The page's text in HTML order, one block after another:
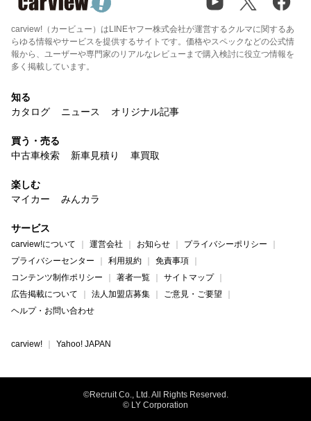
carview!（カービュー）はLINEヤフー株式会社が運営するクルマに関するあ
らゆる情報やサービスを提供するサイトです。価格やスペックなどの公式情
報から、ユーザーや専門家のリアルなレビューまで購入検討に役立つ情報を
多く掲載しています。
知る
カタログ
ニュース オリジナル記事
買う・売る
中古車検索
新車見積り 車買取
楽しむ
マイカー
みんカラ
サービス
carview!について 運営会社 お知らせ
プライバシーポリシー
プライバシーセンター
利用規約
免責事項
コンテンツ制作ポリシー
著者一覧
サイトマップ
広告掲載について
法人加盟店募集
ご意見・ご要望
ヘルプ・お問い合わせ
carview! Yahoo! JAPAN
©Recruit Co., Ltd. All Rights Reserved.
© LY Corporation